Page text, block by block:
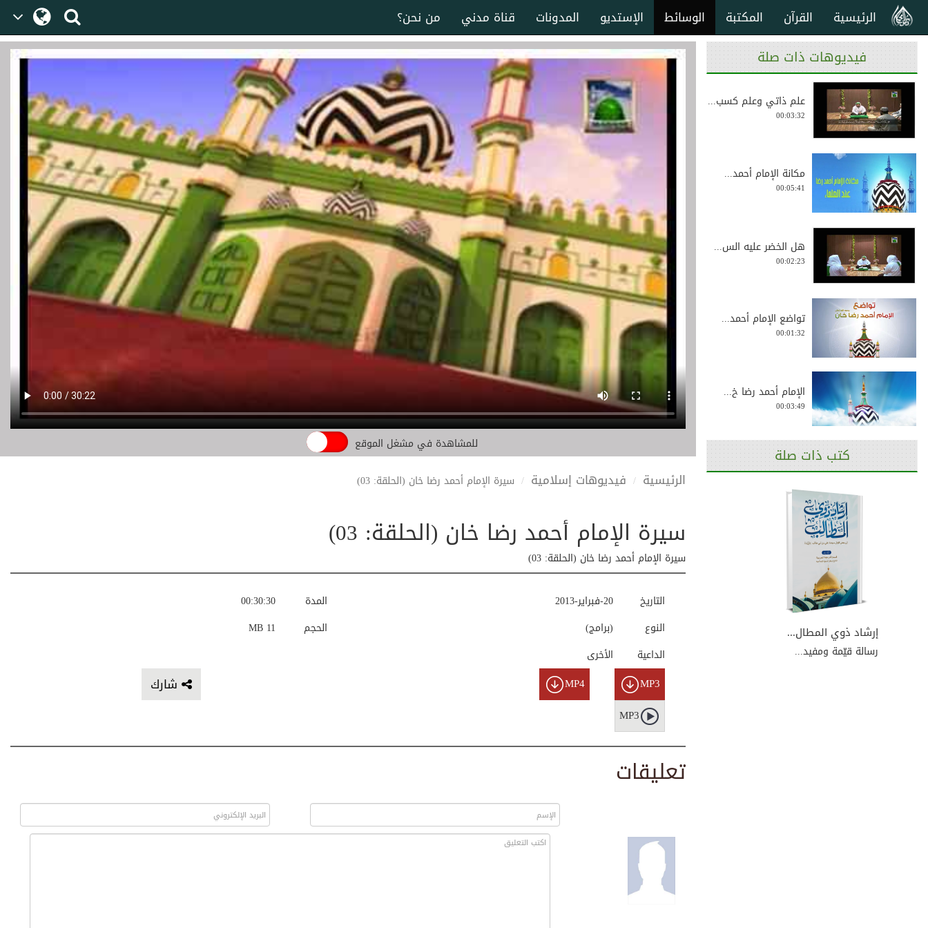
من نحن؟ قناة مدني المدونات الإستديو الوسائط المكتبة القرآن الرئيسية
للمشاهدة في مشغل الموقع
الرئيسية فيديوهات إسلامية سیرة الإمام أحمد رضا خان (الحلقة: 03)
سیرة الإمام أحمد رضا خان (الحلقة: 03)
سیرة الإمام أحمد رضا خان (الحلقة: 03)
00:30:30
المدة
11 MB
الحجم
20-فبراير-2013
التاريخ
(برامج)
النوع
الأخرى
الداعية
شارك MP3
MP4
MP3
تعليقات
فيديوهات ذات صلة
علم ذاتي وعلم كسب...
00:03:32
مكانة الإمام أحمد...
00:05:41
هل الخضر عليه الس...
00:02:23
تواضع الإمام أحمد...
00:01:32
الإمام أحمد رضا خ...
00:03:49
سيرة الإمام أحمد ...
سيرة الإمام أحمد ...
والد الإمام أحمد ...
كتب ذات صلة
إرشاد ذوي المطال...
رسالة قيّمة ومفيد...